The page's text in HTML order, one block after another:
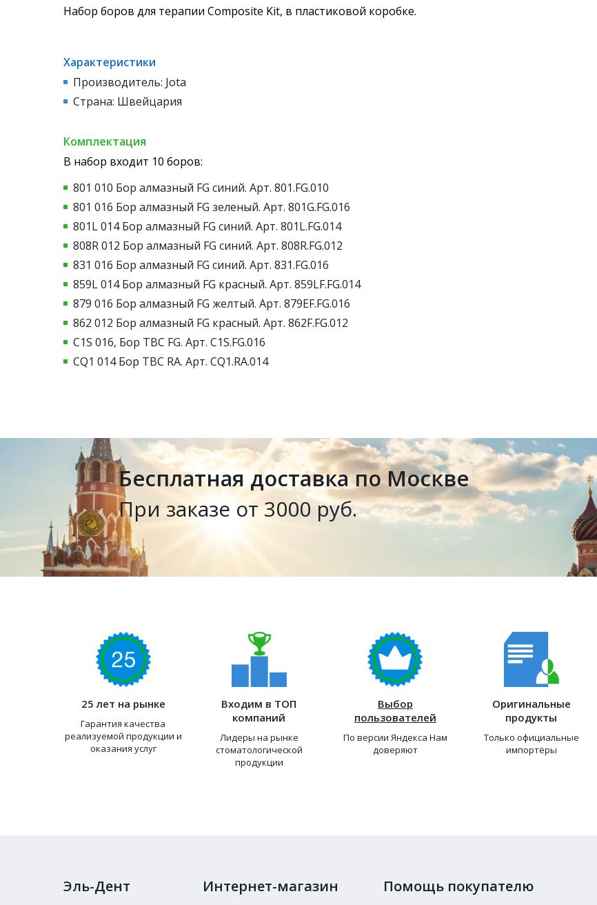
Набор боров для терапии Composite Kit, в пластиковой коробке.
Характеристики
Производитель: Jota
Страна: Швейцария
Комплектация
В набор входит 10 боров:
801 010 Бор алмазный FG синий. Арт. 801.FG.010
801 016 Бор алмазный FG зеленый. Арт. 801G.FG.016
801L 014 Бор алмазный FG синий. Арт. 801L.FG.014
808R 012 Бор алмазный FG синий. Арт. 808R.FG.012
831 016 Бор алмазный FG синий. Арт. 831.FG.016
859L 014 Бор алмазный FG красный. Арт. 859LF.FG.014
879 016 Бор алмазный FG желтый. Арт. 879EF.FG.016
862 012 Бор алмазный FG красный. Арт. 862F.FG.012
C1S 016, Бор ТВС FG. Арт. C1S.FG.016
CQ1 014 Бор ТВС RA. Арт. CQ1.RA.014
Бесплатная доставка по Москве
При заказе от 3000 руб.
25 лет на рынке
Гарантия качества
реализуемой продукции и
оказания услуг
Входим в ТОП
компаний
Лидеры на рынке
стоматологической
продукции
Выбор
пользователей
По версии Яндекса Нам
доверяют
Оригинальные
продукты
Только официальные
импортёры
Эль-Дент Интернет-магазин Помощь покупателю